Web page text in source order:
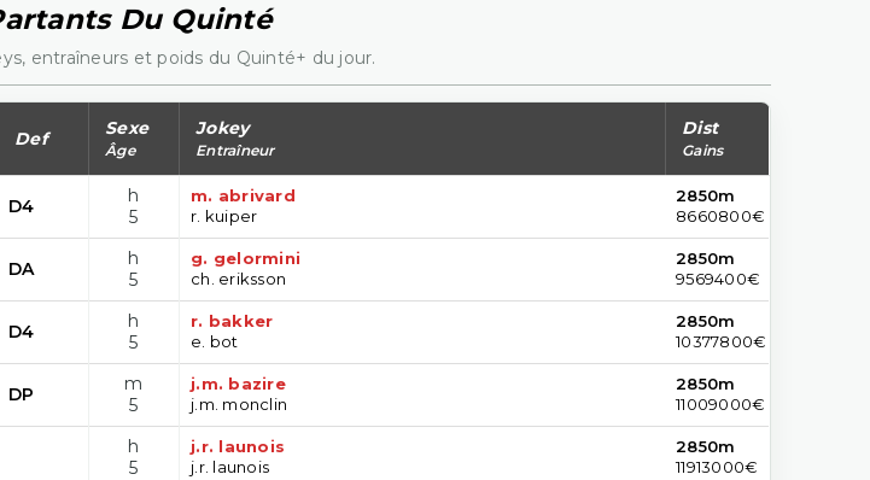
Du Quinté
entraîneurs et poids du Quinté+ du jour.
Def Sexe
Âge
Jokey
Entraîneur
Dist
Gains
D4
h
5
m. abrivard
r. kuiper
2850m
8660800€
DA
h
5
g. gelormini
ch. eriksson
2850m
9569400€
D4
h
5
r. bakker
e. bot
2850m
10377800€
DP
m
5
j.m. bazire
j.m. monclin
2850m
11009000€
h
5
j.r. launois
j.r. launois
2850m
11913000€